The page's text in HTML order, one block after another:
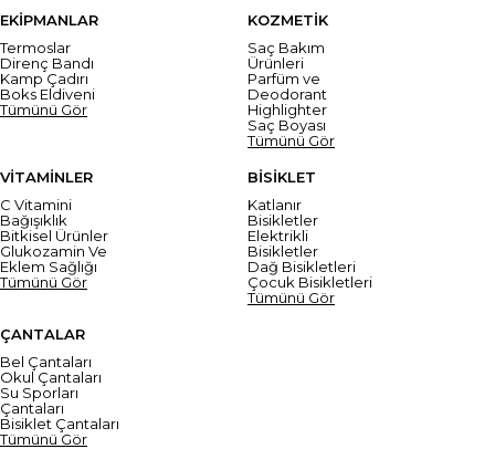
EKİPMANLAR
Termoslar
Direnç Bandı
Kamp Çadırı
Boks Eldiveni
Tümünü Gör
KOZMETİK
Saç Bakım
Ürünleri
Parfüm ve
Deodorant
Highlighter
Saç Boyası
Tümünü Gör
VİTAMİNLER
C Vitamini
Bağışıklık
Bitkisel Ürünler
Glukozamin Ve
Eklem Sağlığı
Tümünü Gör
BİSİKLET
Katlanır
Bisikletler
Elektrikli
Bisikletler
Dağ Bisikletleri
Çocuk Bisikletleri
Tümünü Gör
ÇANTALAR
Bel Çantaları
Okul Çantaları
Su Sporları
Çantaları
Bisiklet Çantaları
Tümünü Gör